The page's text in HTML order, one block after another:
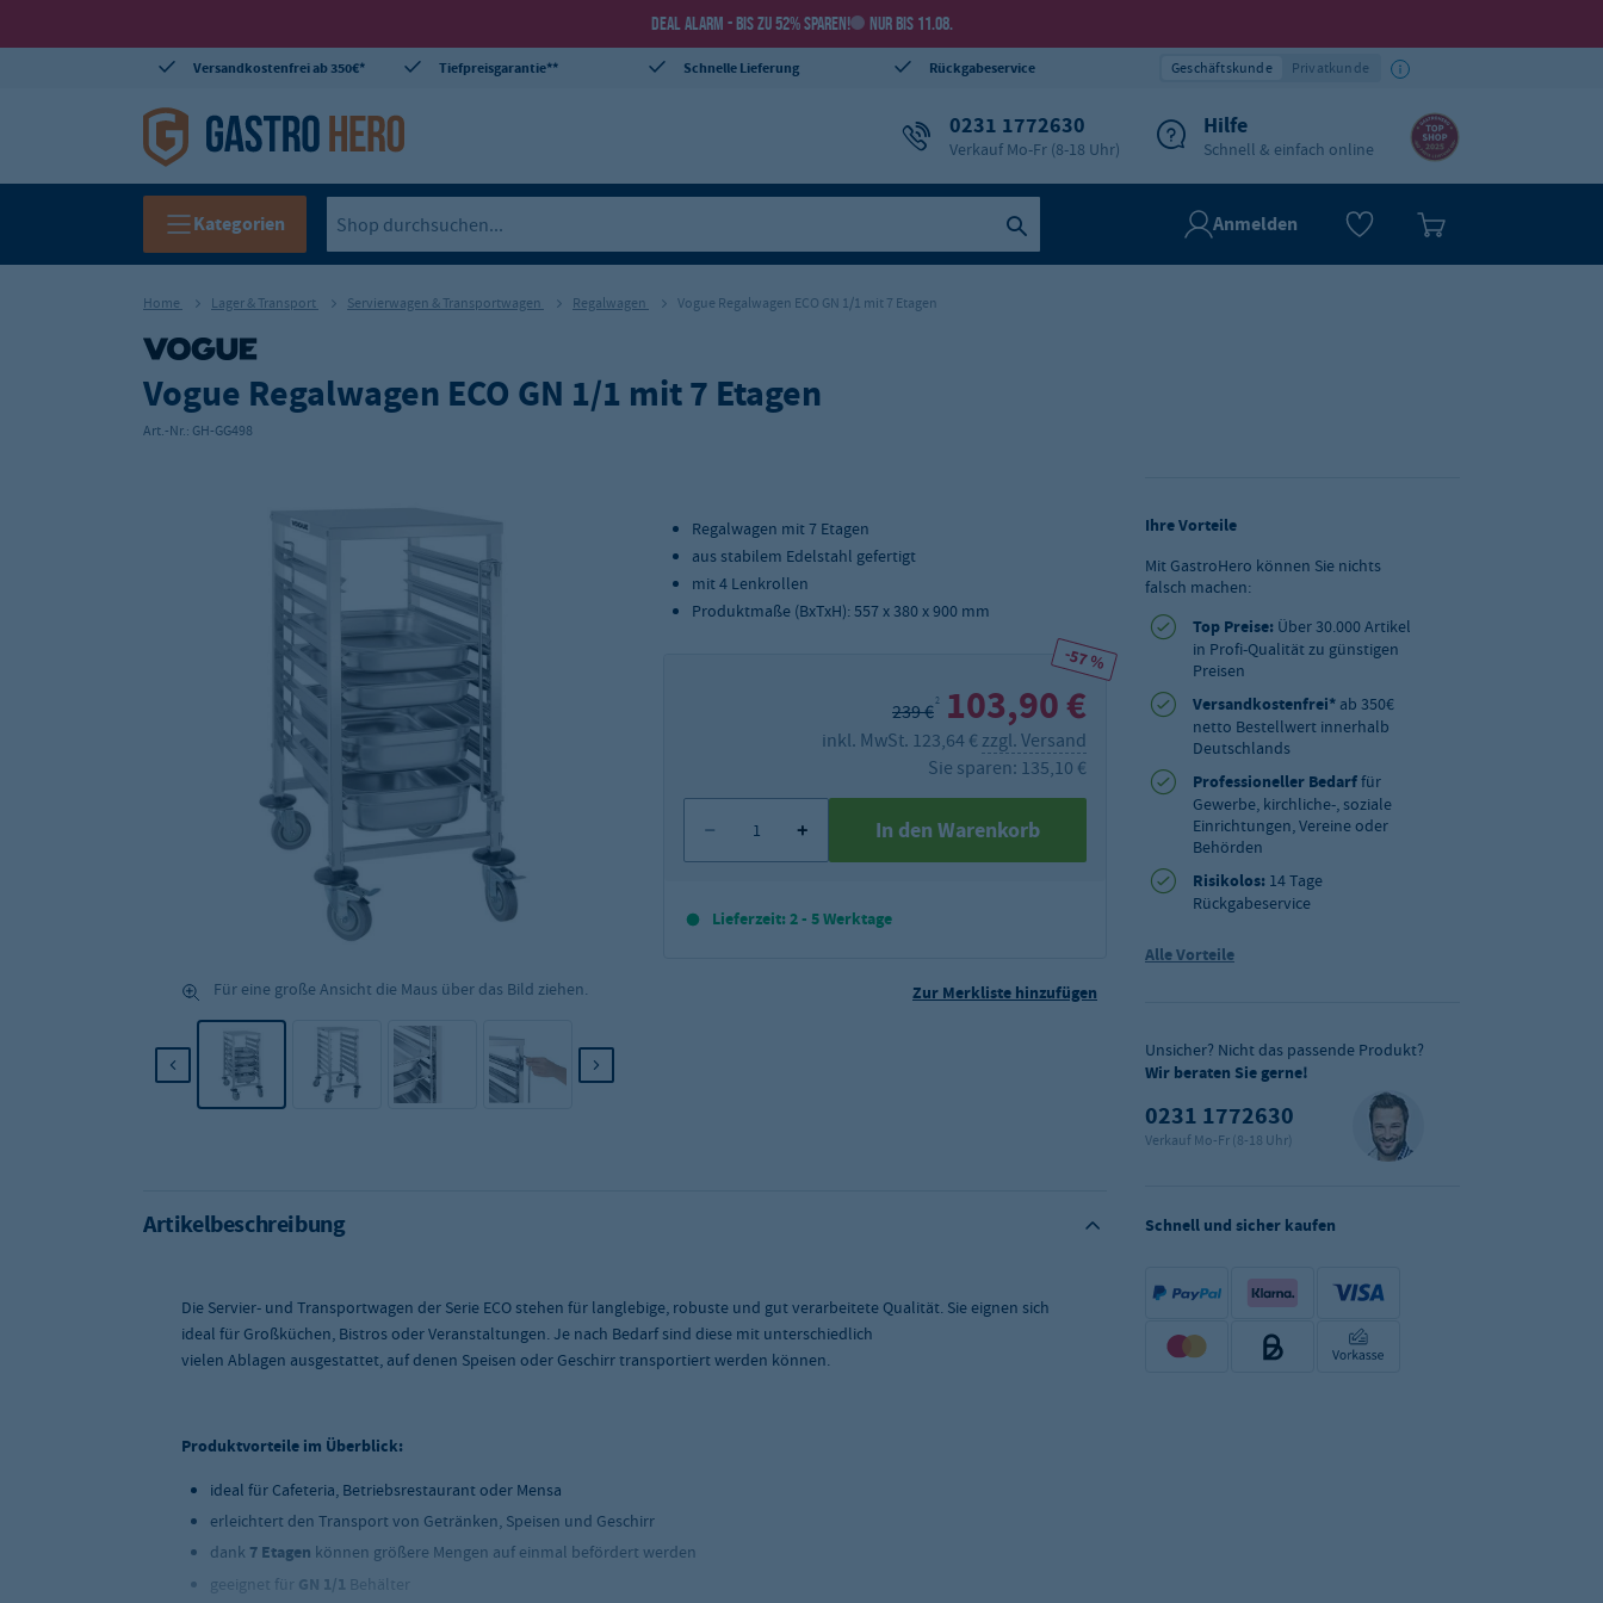
DEAL ALARM - BIS ZU 52% SPAREN! NUR BIS 11.08.
Versandkostenfrei ab 350€* Tiefpreisgarantie** Schnelle Lieferung Rückgabeservice Geschäftskunde Privatkunde
0231 1772630
Verkauf Mo-Fr (8-18 Uhr)
Hilfe
Schnell & einfach online
Kategorien Anmelden
Home Lager & Transport Servierwagen & Transportwagen Regalwagen Vogue Regalwagen ECO GN 1/1 mit 7 Etagen
Vogue Regalwagen ECO GN 1/1 mit 7 Etagen
Art.-Nr.: GH-GG498
Für eine große Ansicht die Maus über das Bild ziehen.
Regalwagen mit 7 Etagen
aus stabilem Edelstahl gefertigt
mit 4 Lenkrollen
Produktmaße (BxTxH): 557 x 380 x 900 mm
-57 %
239 €2 103,90 €
inkl. MwSt. 123,64 € zzgl. Versand
Sie sparen: 135,10 €
In den Warenkorb
Lieferzeit: 2 - 5 Werktage
Zur Merkliste hinzufügen
Artikelbeschreibung
Die Servier- und Transportwagen der Serie ECO stehen für langlebige, robuste und gut verarbeitete Qualität. Sie eignen sich
ideal für Großküchen, Bistros oder Veranstaltungen. Je nach Bedarf sind diese mit unterschiedlich
vielen Ablagen ausgestattet, auf denen Speisen oder Geschirr transportiert werden können.
Produktvorteile im Überblick:
ideal für Cafeteria, Betriebsrestaurant oder Mensa
erleichtert den Transport von Getränken, Speisen und Geschirr
dank 7 Etagen können größere Mengen auf einmal befördert werden
geeignet für GN 1/1 Behälter
Ihre Vorteile
Mit GastroHero können Sie nichts
falsch machen:
Top Preise: Über 30.000 Artikel
in Profi-Qualität zu günstigen
Preisen
Versandkostenfrei* ab 350€
netto Bestellwert innerhalb
Deutschlands
Professioneller Bedarffür
Gewerbe, kirchliche-, soziale
Einrichtungen, Vereine oder
Behörden
Risikolos: 14 Tage
Rückgabeservice
Alle Vorteile
Unsicher? Nicht das passende Produkt?
Wir beraten Sie gerne!
0231 1772630
Verkauf Mo-Fr (8-18 Uhr)
Schnell und sicher kaufen